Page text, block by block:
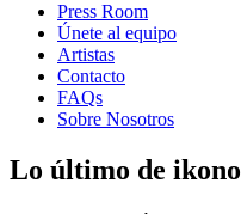
Press Room
Únete al equipo
Artistas
Contacto
FAQs
Sobre Nosotros
Lo último de ikono